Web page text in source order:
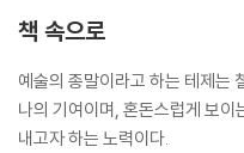
책 속으로
예술의 종말이라고 하는 테제는
나의 기여이며, 혼돈스럽게 보
내고자 하는 노력이다.